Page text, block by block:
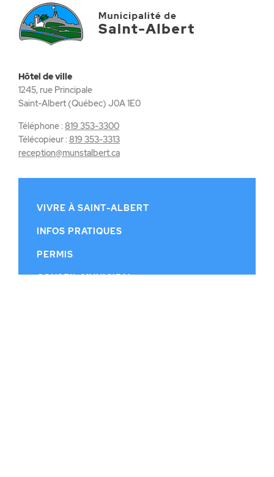
Hôtel de ville
1245, rue Principale
Saint-Albert (Québec) J0A 1E0
Téléphone :819 353-3300
Télécopieur :819 353-3313
reception@munstalbert.ca
VIVRE À SAINT-ALBERT
INFOS PRATIQUES
PERMIS
CONSEIL MUNICIPAL